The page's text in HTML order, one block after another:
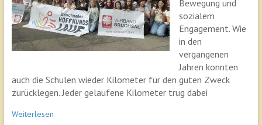
Bewegung und
sozialem
Engagement. Wie
in den
vergangenen
Jahren konnten
auch die Schulen wieder Kilometer für den guten Zweck
zurücklegen. Jeder gelaufene Kilometer trug dabei
Weiterlesen